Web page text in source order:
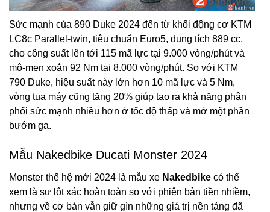
Sức mạnh của 890 Duke 2024 đến từ khối động cơ KTM
LC8c Parallel-twin, tiêu chuẩn Euro5, dung tích 889 cc,
cho công suất lên tới 115 mã lực tại 9.000 vòng/phút và
mô-men xoắn 92 Nm tại 8.000 vòng/phút. So với KTM
790 Duke, hiệu suất này lớn hơn 10 mã lực và 5 Nm,
vòng tua máy cũng tăng 20% giúp tạo ra khả năng phân
phối sức mạnh nhiều hơn ở tốc độ thấp và mở một phần
bướm ga.
Mẫu Nakedbike Ducati Monster 2024
Monster thế hệ mới 2024 là mẫu xe Nakedbike có thể
xem là sự lột xác hoàn toàn so với phiên bản tiền nhiềm,
nhưng về cơ bản vẫn giữ gìn những giá trị nền tảng đã